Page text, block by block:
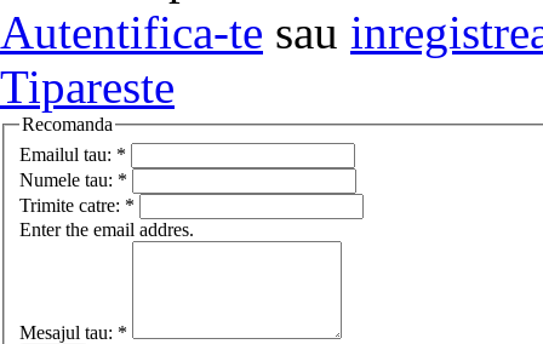
Autentifica-te sau
Tipareste
Recomanda
Emailul tau: *
Numele tau: *
Trimite catre: *
Enter the email addres.
Mesajul tau: *